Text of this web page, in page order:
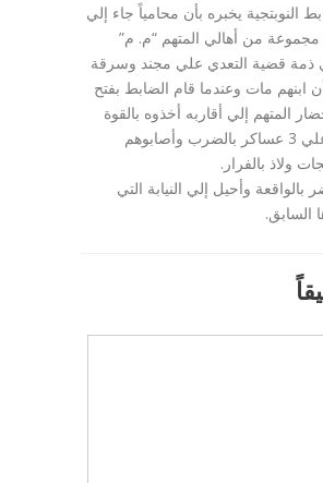
النوبتجية يخبره بأن محامياً جاء إلي
من أهالي المتهم “م. م”
ذمة قضية التعدي علي مجند وسرقة
ابنهم مات وعندما قام الضابط بفتح
المتهم إلي أقاربه أخذوه بالقوة
بعد أن تعدوا علي 3 عساكر بالضرب وأصابوهم
ولاذ بالفرار.
وأحيل إلي النيابة التي
السابق.